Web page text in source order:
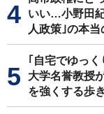
いい…小野田
人政策｣の本当
｢自宅でゆっ
大学名誉教授
を強くする歩